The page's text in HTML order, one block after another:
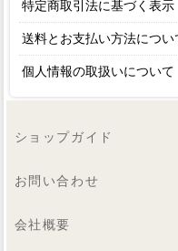
特定商取引法に基づく表示
送料とお支払い方法につい
個人情報の取扱いについて
ショップガイド
お問い合わせ
会社概要